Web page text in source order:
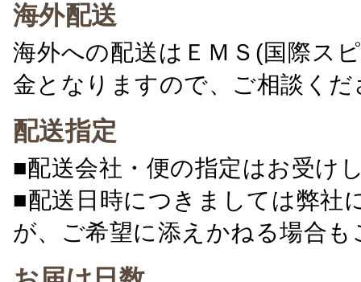
海外配送
海外への配送はＥＭＳ(国際ス
金となりますので、ご相談くだ
配送指定
■配送会社・便の指定はお受け
■配送日時につきましては弊社
が、ご希望に添えかねる場合